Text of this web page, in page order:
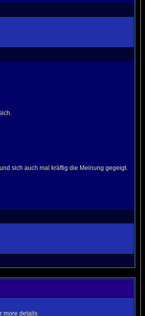
sich auch mal kräftig die Meinung gegeigt.
more details